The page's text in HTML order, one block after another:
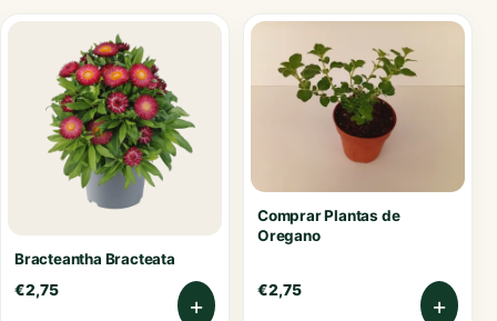
Bracteantha Bracteata
€2,75
+
Comprar Plantas de
Oregano
€2,75
+